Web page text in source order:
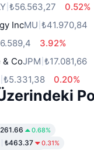
₺56.563,27
0.52%
IncMU ₺41.970,84
3.92%
& CoJPM ₺17.081,66
₺5.331,38 0.20%
0.68%
₺463.37 0.31%